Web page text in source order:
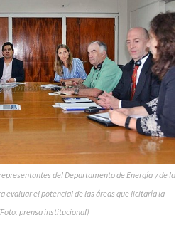
del Departamento de Energía y de la
evaluar el potencial de las áreas que licitaría la
prensa institucional)